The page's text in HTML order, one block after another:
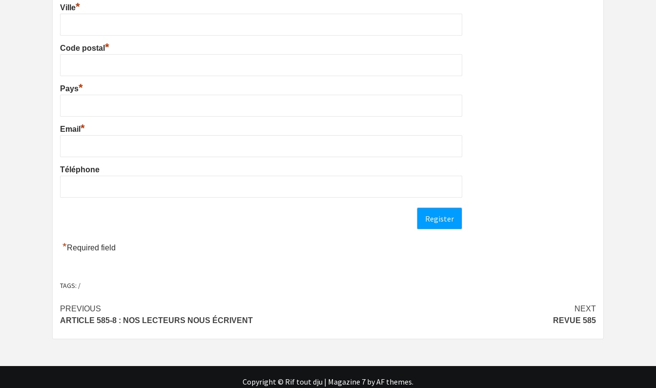
Ville*
Code postal *
Pays*
Email *
Téléphone
*Required field
TAGS: /
Post
navigation
PREVIOUS
ARTICLE 585-8 : NOS LECTEURS NOUS ÉCRIVENT
NEXT
REVUE 585
Copyright © Rif tout dju | Magazine 7 by AF themes.